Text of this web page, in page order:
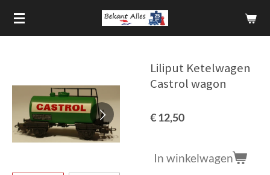
Ga
direct
Liliput Ketelwagen
Castrol wagon
€ 12,50
In winkelwagen